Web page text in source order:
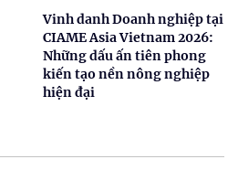
Vinh danh Doanh nghiệp tại
CIAME Asia Vietnam 2026:
Những dấu ấn tiên phong
kiến tạo nền nông nghiệp
hiện đại